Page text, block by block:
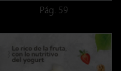
Pág. 59